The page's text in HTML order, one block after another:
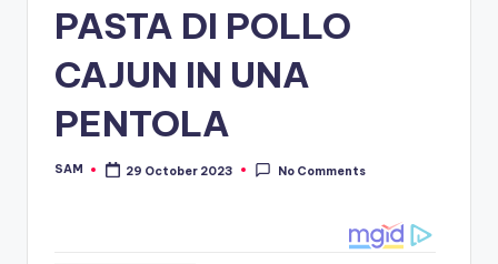
PASTA DI POLLO
CAJUN IN UNA
PENTOLA
Posted
SAM 29 October 2023 No Comments